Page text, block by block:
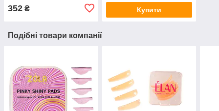
352 ₴ Купити
Подібні товари компанії